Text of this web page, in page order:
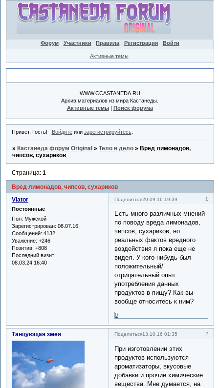
Форум Участники Правила Регистрация Войти
Активные темы
WWW.CCASTANEDA.RU
Архив материалов из мира Кастанеды.
Активные темы| Поиск форума
Привет, Гость! Войдитеили зарегистрируйтесь.
» Кастанеда форум Original »Тело в дело » Вред лимонадов,
чипсов, сухариков
Вред лимонадов, чипсов, сухариков
Страница:1
Поделиться 1
20.09.16 19:39
Viator
Постоянные
Пол: Мужской
Зарегистрирован: 08.07.16
Сообщений: 4132
Уважение: +246
Позитив: +808
Последний визит:
08.03.24 16:40
Есть много различных мнений
по поводу вреда лимонадов,
чипсов, сухариков, но
реальных фактов вредного
воздействия я пока еще не
видел. У кого-нибудь был
положительный/
отрицательный опыт
употребления данных
продуктов в пищу? Как вы
вообще относитесь к ним?
0
Поделиться 2
13.10.16 01:35
Танцующая змея
При изготовлении этих
продуктов используются
ароматизаторы, вкусовые
добавки и прочие химические
вещества. Мне думается, на